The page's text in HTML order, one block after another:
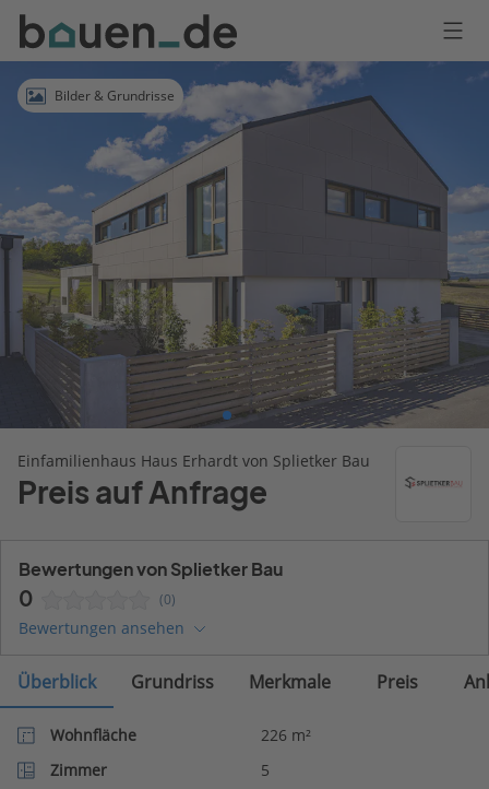
Bauen
Logo
AnmeldenBilder & Grundrisse
Einfamilienhaus Haus Erhardt von Splietker Bau
Preis auf Anfrage
Bewertungen von Splietker Bau
0 (0)
Bewertungen ansehen
Überblick Grundriss Merkmale Preis
Wohnfläche
226 m²
Zimmer
5